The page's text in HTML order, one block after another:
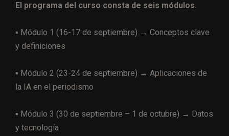
El programa del curso consta de seis módulos.
▪︎ Módulo 1 (16-17 de septiembre) → Conceptos clave
y definiciones
▪︎ Módulo 2 (23-24 de septiembre) → Aplicaciones de
la IA en el periodismo
▪︎ Módulo 3 (30 de septiembre – 1 de octubre) → Datos
y tecnología